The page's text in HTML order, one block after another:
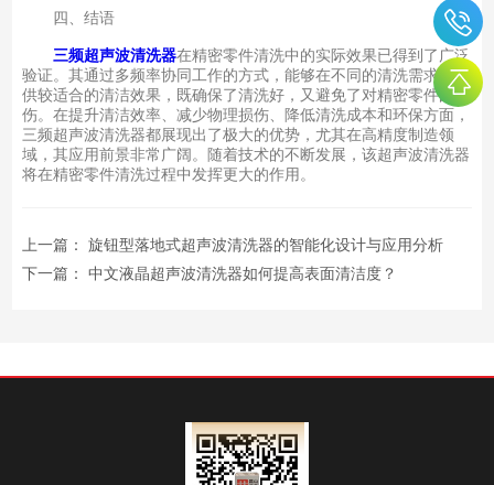
四、结语
三频超声波清洗器在精密零件清洗中的实际效果已得到了广泛
验证。其通过多频率协同工作的方式，能够在不同的清洗需求下提
供较适合的清洁效果，既确保了清洗好，又避免了对精密零件的损
伤。在提升清洁效率、减少物理损伤、降低清洗成本和环保方面，
三频超声波清洗器都展现出了极大的优势，尤其在高精度制造领
域，其应用前景非常广阔。随着技术的不断发展，该超声波清洗器
将在精密零件清洗过程中发挥更大的作用。
上一篇： 旋钮型落地式超声波清洗器的智能化设计与应用分析
下一篇： 中文液晶超声波清洗器如何提高表面清洁度？